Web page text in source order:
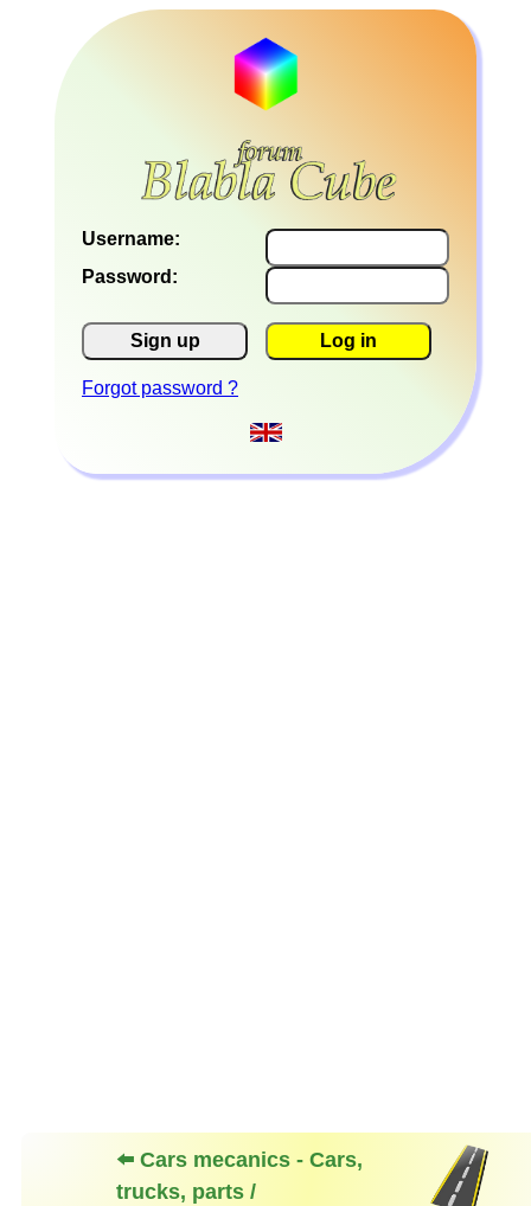
Username:
Password:
Sign up Log in
Forgot password ?
⬅️ Cars mecanics - Cars,
trucks, parts /